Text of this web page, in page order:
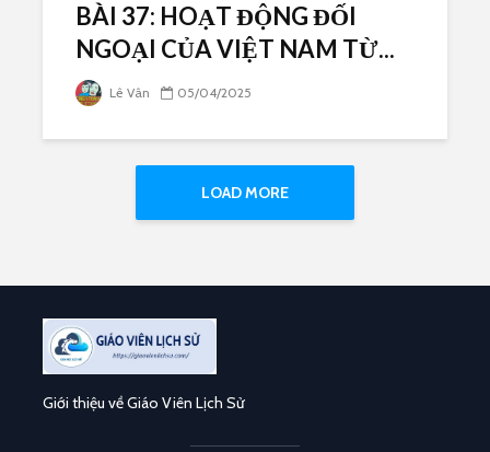
BÀI 37: HOẠT ĐỘNG ĐỐI
NGOẠI CỦA VIỆT NAM TỪ...
Lê Vân 05/04/2025
LOAD MORE
Giới thiệu về Giáo Viên Lịch Sử